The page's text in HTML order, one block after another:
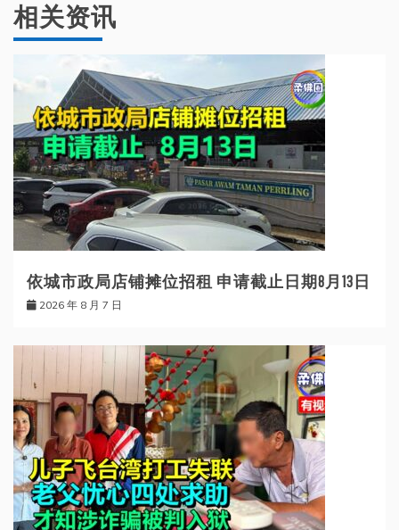
相关资讯
依城市政局店铺摊位招租 申请截止日期8月13日
2026 年 8 月 7 日